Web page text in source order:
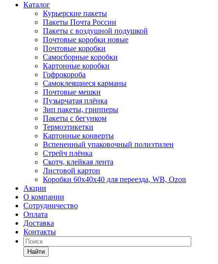
Каталог
Курьерские пакеты
Пакеты Почта России
Пакеты с воздушной подушкой
Почтовые коробки новые
Почтовые коробки
Самосборные коробки
Картонные коробки
Гофрокороба
Самоклеящиеся карманы
Почтовые мешки
Пузырчатая плёнка
Зип пакеты, грипперы
Пакеты с бегунком
Термоэтикетки
Картонные конверты
Вспененный упаковочный полиэтилен
Стрейч плёнка
Скотч, клейкая лента
Листовой картон
Коробки 60х40х40 для переезда, WB, Ozon
Акции
О компании
Сотрудничество
Оплата
Доставка
Контакты
Найти